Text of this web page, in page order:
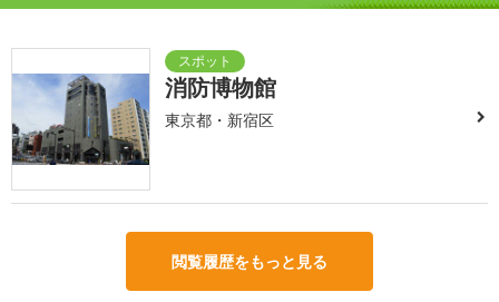
消防博物館
東京都・新宿区
閲覧履歴をもっと見る